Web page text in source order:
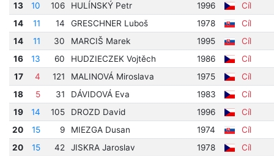
13
10 106 HULÍNSKÝ Petr 1996
Cíl
14
11 14 GRESCHNER Luboš 1978
Cíl
14
11 30 MARCIŠ Marek 1995
Cíl
16
13 60 HUDZIECZEK Vojtěch 1986
Cíl
17
4 121 MALINOVÁ Miroslava 1975
Cíl
18
5 31 DÁVIDOVÁ Eva 1983
Cíl
19
14 105 DROZD David 1996
Cíl
20
15 9 MIEZGA Dusan 1974
Cíl
20
15 42 JISKRA Jaroslav 1978
Cíl